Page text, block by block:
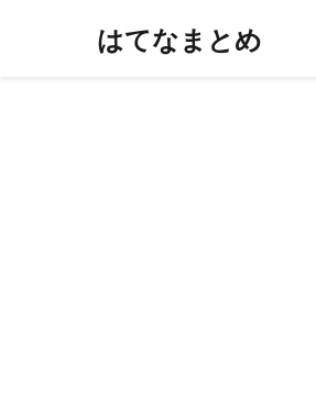
はてなまとめ